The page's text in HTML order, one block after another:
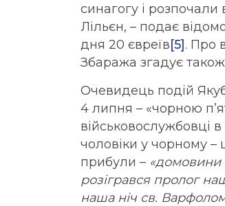
синагогу і розпочали
Лільєн, – подає
дня 20 євреїв[5]. Про
Збаража згадує
Очевидець подій Якуб
4 липня – «чорною
військовослужбовці
чоловіки у чорному –
прибули – «домовини
розігрався пролог
наша ніч св.